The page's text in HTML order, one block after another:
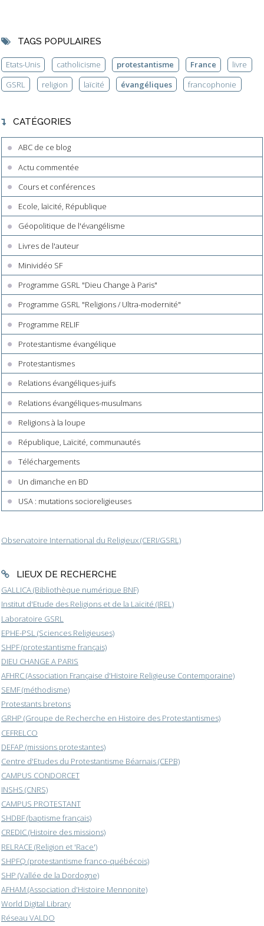
TAGS POPULAIRES
Etats-Unis catholicisme protestantisme France
livre
GSRL
religion laïcité évangéliques francophonie
CATÉGORIES
ABC de ce blog
Actu commentée
Cours et conférences
Ecole, laïcité, République
Géopolitique de l'évangélisme
Livres de l'auteur
Minividéo SF
Programme GSRL "Dieu Change à Paris"
Programme GSRL "Religions / Ultra-modernité"
Programme RELIF
Protestantisme évangélique
Protestantismes
Relations évangéliques-juifs
Relations évangéliques-musulmans
Religions à la loupe
République, Laïcité, communautés
Téléchargements
Un dimanche en BD
USA : mutations socioreligieuses
Observatoire International du Religieux (CERI/GSRL)
LIEUX DE RECHERCHE
GALLICA (Bibliothèque numérique BNF)
Institut d'Etude des Religions et de la Laïcité (IREL)
Laboratoire GSRL
EPHE-PSL (Sciences Religieuses)
SHPF (protestantisme français)
DIEU CHANGE A PARIS
AFHRC (Association Française d'Histoire Religieuse Contemporaine)
SEMF (méthodisme)
Protestants bretons
GRHP (Groupe de Recherche en Histoire des Protestantismes)
CEFRELCO
DEFAP (missions protestantes)
Centre d'Etudes du Protestantisme Béarnais (CEPB)
CAMPUS CONDORCET
INSHS (CNRS)
CAMPUS PROTESTANT
SHDBF (baptisme français)
CREDIC (Histoire des missions)
RELRACE (Religion et 'Race')
SHPFQ (protestantisme franco-québécois)
SHP (Vallée de la Dordogne)
AFHAM (Association d'Histoire Mennonite)
World Digital Library
Réseau VALDO